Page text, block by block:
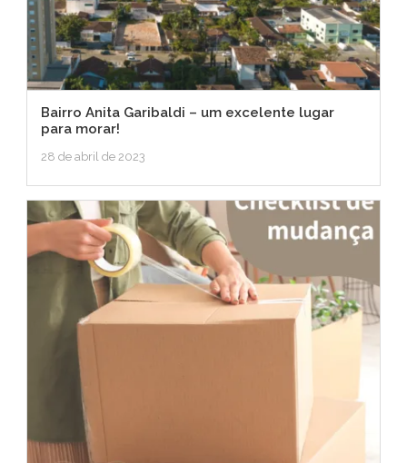
Bairro Anita Garibaldi – um excelente lugar
para morar!
28 de abril de 2023